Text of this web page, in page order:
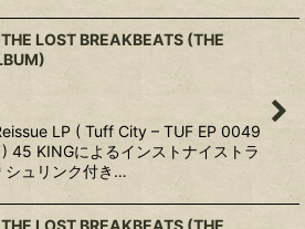
LOST BREAKBEATS (THE
LP ( Tuff City ‎– TUF EP 0049
45 KINGによるインストナイストラ
シュリンク付き…